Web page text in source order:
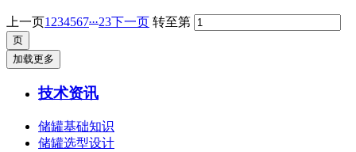
上一页1 234567...23下一页 转至第
加载更多
技术资讯
储罐基础知识
储罐选型设计